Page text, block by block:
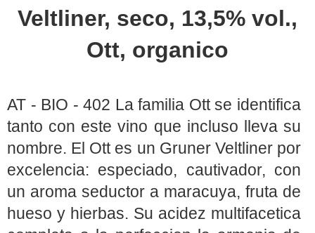
Veltliner, seco, 13,5% vol.,
Ott, organico
AT - BIO - 402 La familia Ott se identifica
tanto con este vino que incluso lleva su
nombre. El Ott es un Gruner Veltliner por
excelencia: especiado, cautivador, con
un aroma seductor a maracuya, fruta de
hueso y hierbas. Su acidez multifacetica